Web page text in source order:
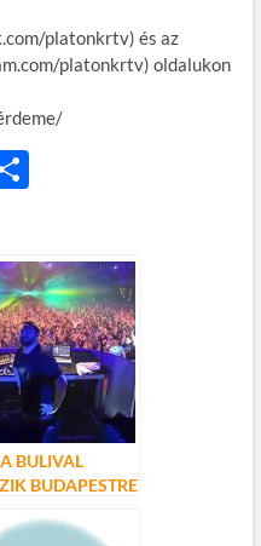
platonkrtv) és az
platonkrtv) oldalukon
O
m
e
g
BULIVAL
BUDAPESTRE
–